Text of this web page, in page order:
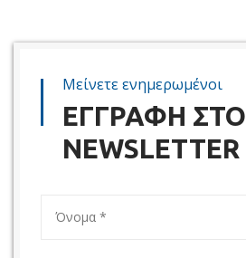
Μείνετε ενημερωμένοι
ΕΓΓΡΑΦΗ ΣΤΟ
NEWSLETTER